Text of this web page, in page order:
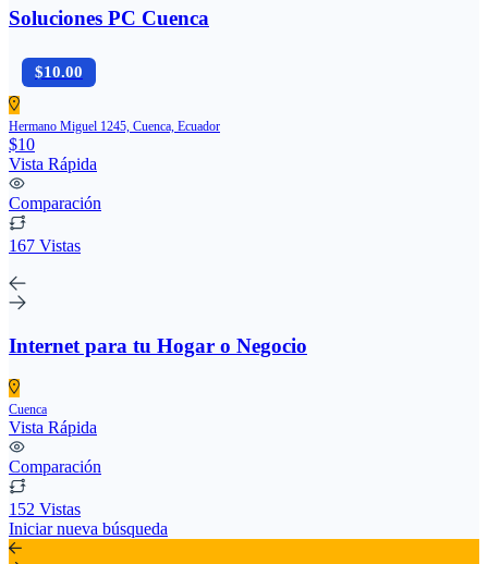
Soluciones PC Cuenca
$10.00
Hermano Miguel 1245, Cuenca, Ecuador
$10
Vista Rápida
Comparación
167 Vistas
Internet para tu Hogar o Negocio
Cuenca
Vista Rápida
Comparación
152 Vistas
Iniciar nueva búsqueda